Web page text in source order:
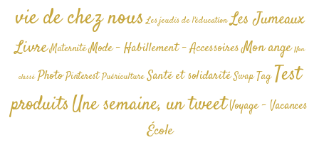
vie de chez nous Les jeudis de l'éducation Les Jumeaux
Livre Maternité Mode - Habillement - AccessoiresMon ange Non
classé Photo Pinterest Puériculture Santé et solidarité Swap TagTest
produitsUne semaine, un tweetVoyage - Vacances
École